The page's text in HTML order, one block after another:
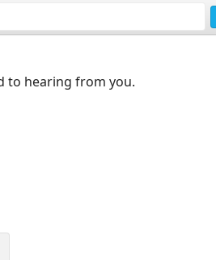
to hearing from you.